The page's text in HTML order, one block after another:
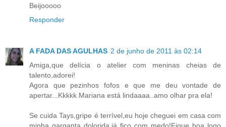
Beijooooo
Responder
A FADA DAS AGULHAS 2 de junho de 2011 às 02:14
Amiga,que delícia o atelier com meninas cheias de
talento,adorei!
Agora que pezinhos fofos e que me deu vontade de
apertar...Kkkkk Mariana está lindaaaa..amo olhar pra ela!
Se cuida Tays,gripe é terrível,eu hoje cheguei em casa com